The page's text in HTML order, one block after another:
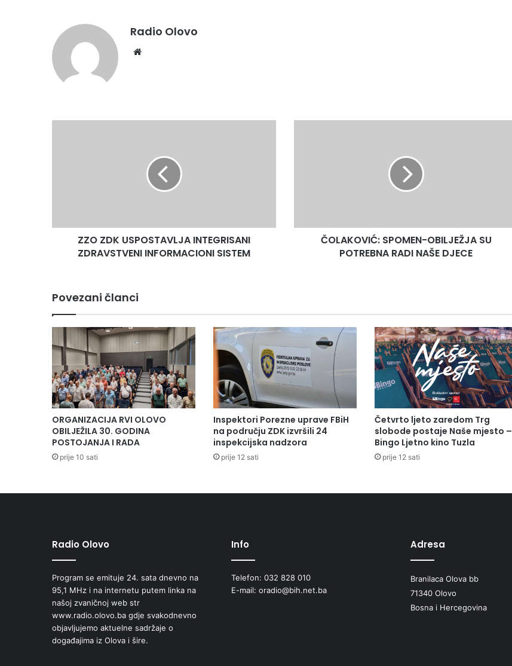
Radio Olovo
ZZO ZDK USPOSTAVLJA INTEGRISANI
ZDRAVSTVENI INFORMACIONI SISTEM
ČOLAKOVIĆ: SPOMEN-OBILJEŽJA SU
POTREBNA RADI NAŠE DJECE
Povezani članci
ORGANIZACIJA RVI OLOVO
OBILJEŽILA 30. GODINA
POSTOJANJA I RADA
prije 10 sati
Inspektori Porezne uprave FBiH
na području ZDK izvršili 24
inspekcijska nadzora
prije 12 sati
Četvrto ljeto zaredom Trg
slobode postaje Naše mjesto –
Bingo Ljetno kino Tuzla
prije 12 sati
Radio Olovo
Program se emituje 24. sata dnevno na
95,1 MHz i na internetu putem linka na
našoj zvaničnoj web str
www.radio.olovo.ba gdje svakodnevno
objavljujemo aktuelne sadržaje o
događajima iz Olova i šire.
Info
Telefon: 032 828 010
E-mail: oradio@bih.net.ba
Adresa
Branilaca Olova bb
71340 Olovo
Bosna i Hercegovina